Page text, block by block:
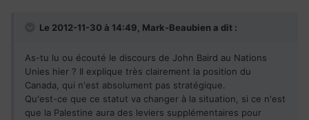
Le 2012-11-30 à 14:49, Mark-Beaubien a dit :
As-tu lu ou écouté le discours de John Baird au Nations
Unies hier ? Il explique très clairement la position du
Canada, qui n'est absolument pas stratégique.
Qu'est-ce que ce statut va changer à la situation, si ce n'est
que la Palestine aura des leviers supplémentaires pour